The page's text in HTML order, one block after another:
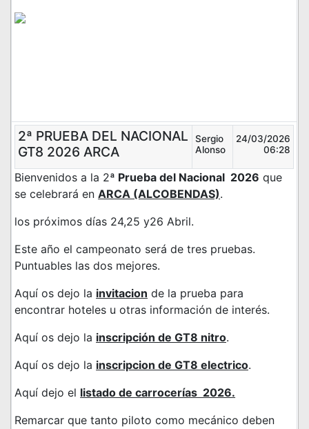
2ª PRUEBA DEL NACIONAL
GT8 2026 ARCA
Sergio
Alonso
24/03/2026
06:28
Bienvenidos a la 2ª Prueba del Nacional 2026 que
se celebrará enARCA (ALCOBENDAS).
los próximos días 24,25 y26 Abril.
Este año el campeonato será de tres pruebas.
Puntuables las dos mejores.
Aquí os dejo la invitacion de la prueba para
encontrar hoteles u otras información de interés.
Aquí os dejo la inscripción de GT8 nitro.
Aquí os dejo la inscripcion de GT8 electrico.
Aquí dejo el listado de carrocerías 2026.
Remarcar que tanto piloto como mecánico deben